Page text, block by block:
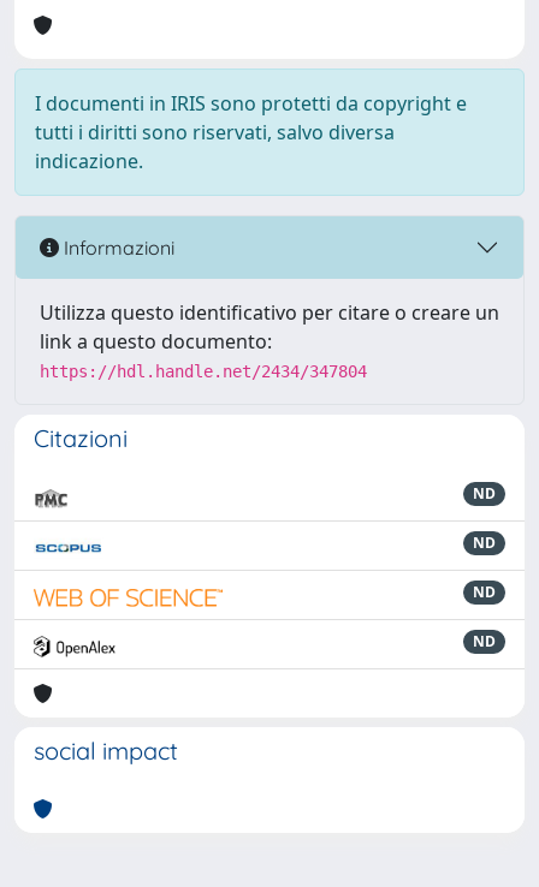
I documenti in IRIS sono protetti da copyright e
tutti i diritti sono riservati, salvo diversa
indicazione.
Informazioni
Utilizza questo identificativo per citare o creare un
link a questo documento:
https://hdl.handle.net/2434/347804
Citazioni
ND
ND
ND
ND
social impact